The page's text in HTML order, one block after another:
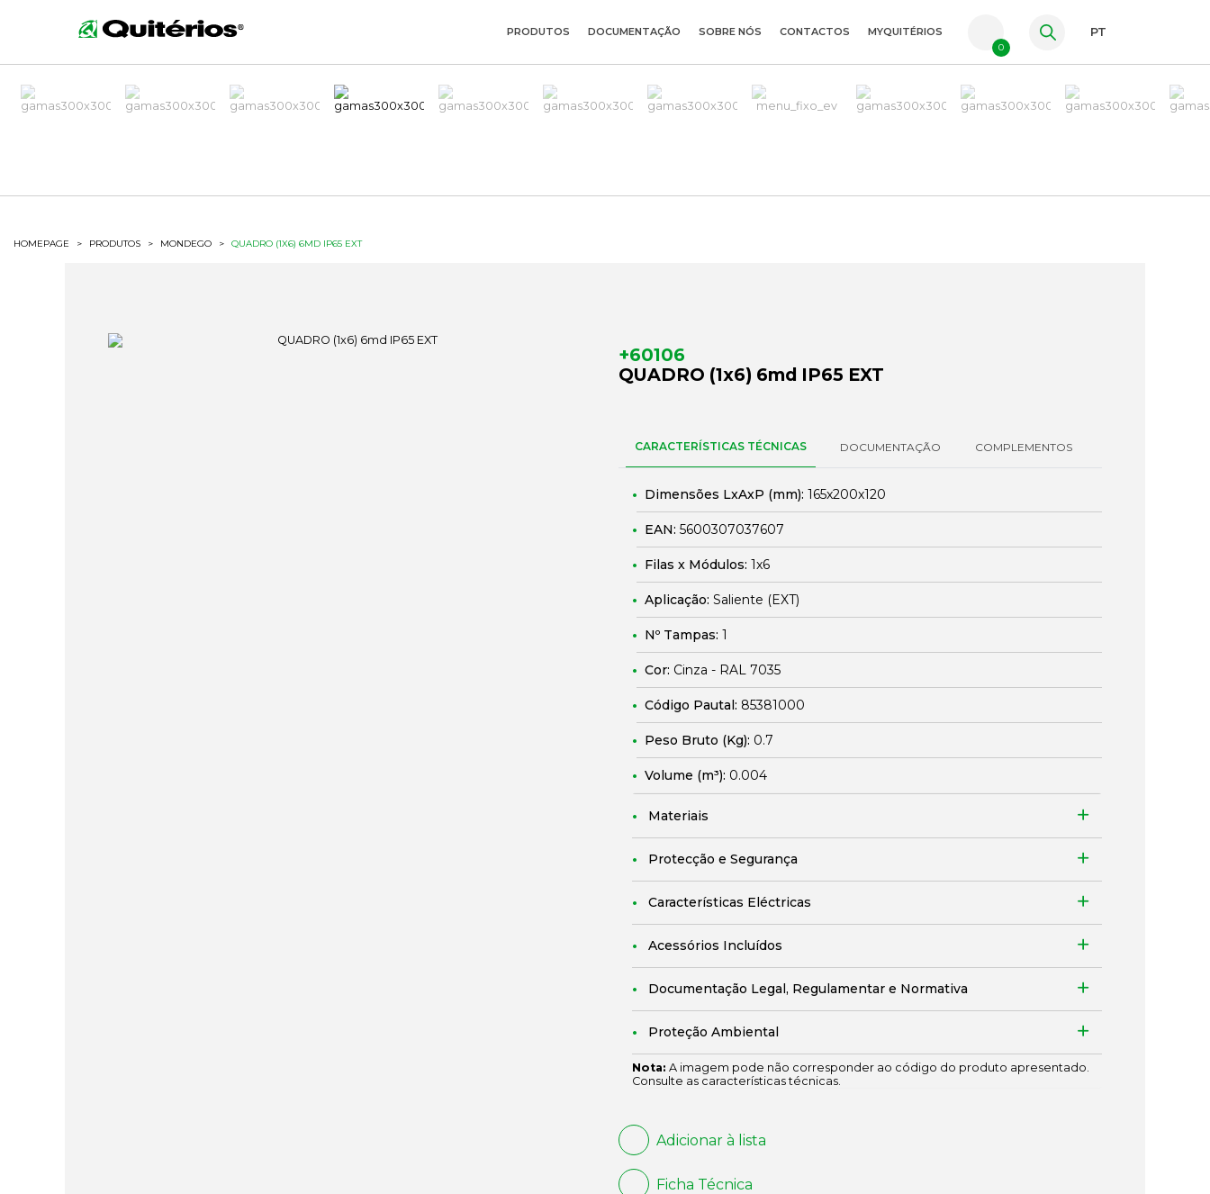
ES
PRODUTOS DOCUMENTAÇÃO SOBRE NÓS CONTACTOS MYQUITÉRIOS
0
PT
HOMEPAGE > PRODUTOS > MONDEGO > QUADRO (1X6) 6MD IP65 EXT
+60106
QUADRO (1x6) 6md IP65 EXT
CARACTERÍSTICAS TÉCNICAS DOCUMENTAÇÃO COMPLEMENTOS
Dimensões LxAxP (mm): 165x200x120
EAN: 5600307037607
Filas x Módulos: 1x6
Aplicação: Saliente (EXT)
Nº Tampas: 1
Cor: Cinza - RAL 7035
Código Pautal: 85381000
Peso Bruto (Kg): 0.7
Volume (m³): 0.004
Materiais
Protecção e Segurança
Características Eléctricas
Acessórios Incluídos
Documentação Legal, Regulamentar e Normativa
Proteção Ambiental
Nota: A imagem pode não corresponder ao código do produto apresentado.
Consulte as características técnicas.
Adicionar à lista
Ficha Técnica